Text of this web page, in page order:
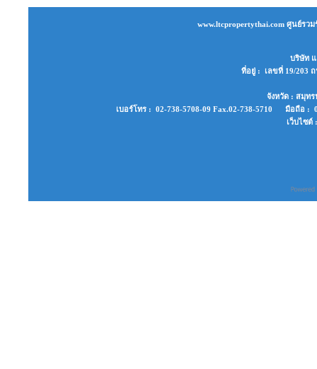
www.ltcpropertythai.com ศูนย์รว
บริษัท
ที่อยู่ : เลขที่ 19/203
จังหวัด : สมุท
เบอร์โทร : 02-738-5708-09 Fax.02-738-5710 มือถือ :
เว็บไซต์